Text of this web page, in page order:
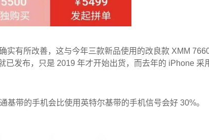
实有所改善，这与今年三款新品使用的改良款 XMM
发布，只是 2019 年才开始出货，而去年的 iPhone 采
带的手机会比使用英特尔基带的手机信号会好 30%。